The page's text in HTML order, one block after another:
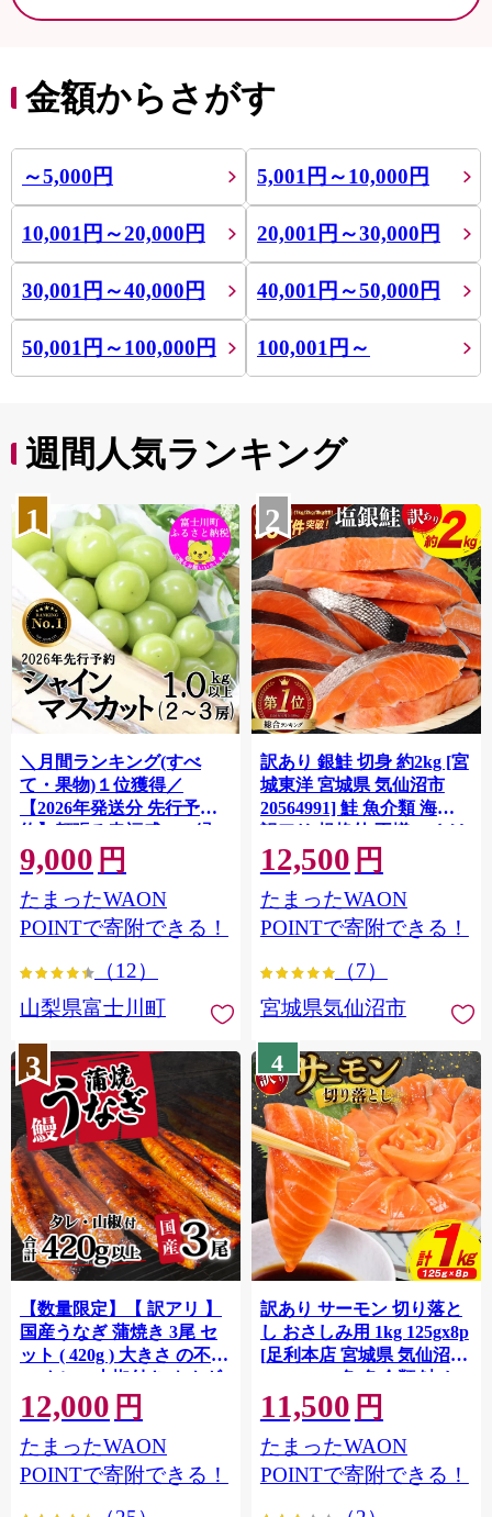
金額からさがす
～5,000円 5,001円～10,000円
10,001円～20,000円 20,001円～30,000円
30,001円～40,000円 40,001円～50,000円
50,001円～100,000円 100,001円～
週間人気ランキング
1
＼月間ランキング(すべ
て・果物)１位獲得／
【2026年発送分 先行予
約】頬張る幸福感 〜緑の
宝石・ シャインマスカッ
ト 〜 １ｋｇ以上（２〜３
房） フルーツ 山梨県産 果
物 くだもの シャイン マス
大粒 種なし 先行予約 富士
円 九千円
9,000 円
たまったWAON
POINTで寄附できる！
（12）
山梨県富士川町
2
訳あり 銀鮭 切身 約2kg [宮
城東洋 宮城県 気仙沼市
20564991] 鮭 魚介類 海鮮
訳アリ 規格外 不揃い さけ
サケ 鮭切身 シャケ 切り身
冷凍 家庭用 おかず 弁当 支
援 サーモン 銀鮭切り身 魚
わけあり
12,500 円
たまったWAON
POINTで寄附できる！
（7）
宮城県気仙沼市
3
【数量限定】【 訳アリ 】
国産うなぎ 蒲焼き 3尾 セ
ット ( 420g ) 大きさ の不揃
い タレ・山椒付き ウナギ
鰻 ふぞろい 不揃い うな重
ひつまぶし 人気 茨城 八千
代町 ふるさと納税 冷凍
[SF951ya]
12,000 円
たまったWAON
POINTで寄附できる！
4
訳あり サーモン 切り落と
し おさしみ用 1kg 125gx8p
[足利本店 宮城県 気仙沼市
20564313] 魚 魚介類 鮭 お
刺し身 刺し身 刺身 生 生食
個包装 チリ銀鮭 銀鮭 海鮮
海鮮丼 魚介
11,500 円
たまったWAON
POINTで寄附できる！